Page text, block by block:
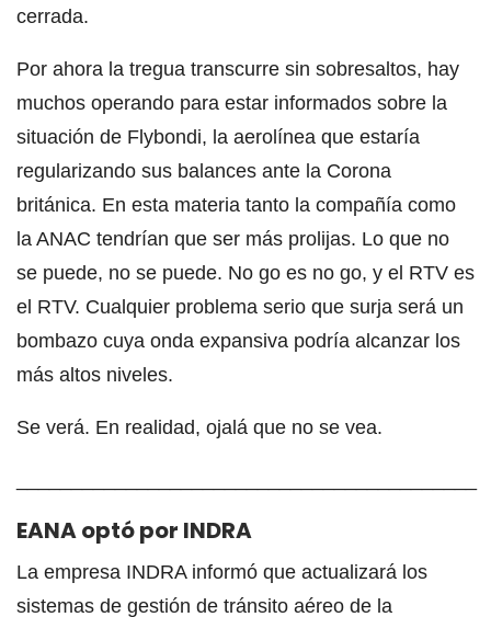
cerrada.
Por ahora la tregua transcurre sin sobresaltos, hay
muchos operando para estar informados sobre la
situación de Flybondi, la aerolínea que estaría
regularizando sus balances ante la Corona
británica. En esta materia tanto la compañía como
la ANAC tendrían que ser más prolijas. Lo que no
se puede, no se puede. No go es no go, y el RTV es
el RTV. Cualquier problema serio que surja será un
bombazo cuya onda expansiva podría alcanzar los
más altos niveles.
Se verá. En realidad, ojalá que no se vea.
EANA optó por INDRA
La empresa INDRA informó que actualizará los
sistemas de gestión de tránsito aéreo de la